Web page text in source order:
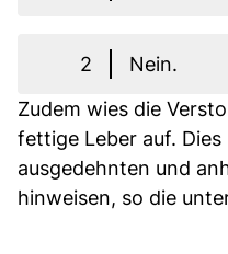
2
Nein.
Zudem wies die
fettige Leber auf.
ausgedehnten und
hinweisen, so die